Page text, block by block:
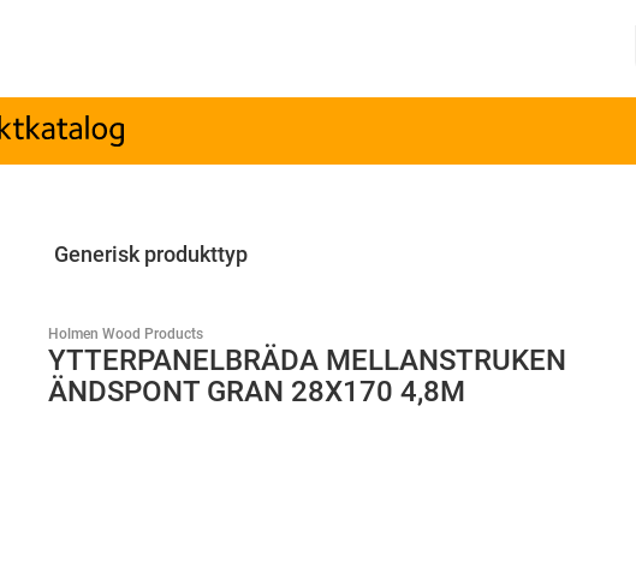
Generisk produkttyp
Holmen Wood Products
YTTERPANELBRÄDA MELLANSTRUKEN
ÄNDSPONT GRAN 28X170 4,8M